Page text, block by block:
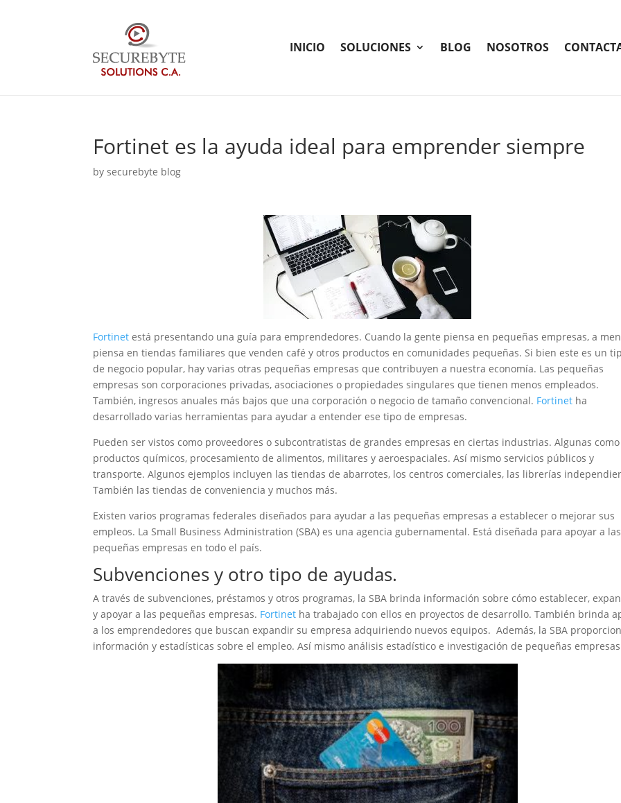
INICIO SOLUCIONES BLOG NOSOTROS
Fortinet es la ayuda ideal para emprender siempre
bysecurebyte blog
Fortinet está presentando una guía para emprendedores. Cuando la gente piensa en pequeñas empresas, a
piensa en tiendas familiares que venden café y otros productos en comunidades pequeñas. Si bien este es un
de negocio popular, hay varias otras pequeñas empresas que contribuyen a nuestra economía. Las pequeñas
empresas son corporaciones privadas, asociaciones o propiedades singulares que tienen menos empleados.
También, ingresos anuales más bajos que una corporación o negocio de tamaño convencional. Fortinet ha
desarrollado varias herramientas para ayudar a entender ese tipo de empresas.
Pueden ser vistos como proveedores o subcontratistas de grandes empresas en ciertas industrias. Algunas como
productos químicos, procesamiento de alimentos, militares y aeroespaciales. Así mismo servicios públicos y
transporte. Algunos ejemplos incluyen las tiendas de abarrotes, los centros comerciales, las librerías
También las tiendas de conveniencia y muchos más.
Existen varios programas federales diseñados para ayudar a las pequeñas empresas a establecer o mejorar sus
empleos. La Small Business Administration (SBA) es una agencia gubernamental. Está diseñada para apoyar a las
pequeñas empresas en todo el país.
Subvenciones y otro tipo de ayudas.
A través de subvenciones, préstamos y otros programas, la SBA brinda información sobre cómo establecer,
y apoyar a las pequeñas empresas. Fortinet ha trabajado con ellos en proyectos de desarrollo. También brinda
a los emprendedores que buscan expandir su empresa adquiriendo nuevos equipos. Además, la SBA
información y estadísticas sobre el empleo. Así mismo análisis estadístico e investigación de pequeñas